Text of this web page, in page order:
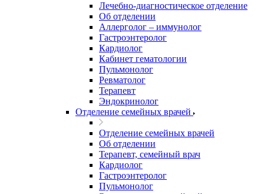
Лечебно-диагностическое отделение
Об отделении
Аллерголог – иммунолог
Гастроэнтеролог
Кардиолог
Кабинет гематологии
Пульмонолог
Ревматолог
Терапевт
Эндокринолог
Отделение семейных врачей
Отделение семейных врачей
Об отделении
Терапевт, семейный врач
Кардиолог
Гастроэнтеролог
Пульмонолог